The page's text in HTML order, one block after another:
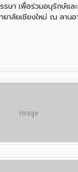
รษา เพื่อร่วมอนุรักษ์แล
ยาลัยเชียงใหม่ ณ ลาน